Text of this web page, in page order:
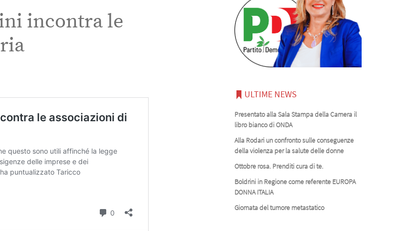
incontra le
ULTIME NEWS
Presentato alla Sala Stampa della Camera il
libro bianco di ONDA
Alla Rodari un confronto sulle conseguenze
della violenza per la salute delle donne
Ottobre rosa. Prenditi cura di te.
Boldrini in Regione come referente EUROPA
DONNA ITALIA
Giornata del tumore metastatico